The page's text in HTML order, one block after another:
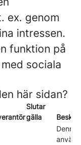
ex. genom
intressen.
funktion på
sociala
här sidan?
Slutar
gälla
Denna